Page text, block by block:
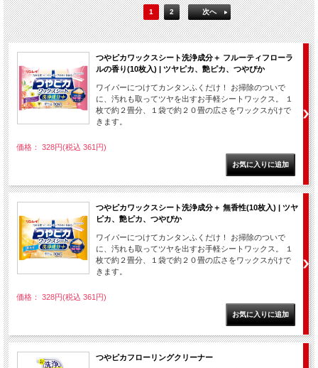
1 2 次へ
つやピカワックスシート洗浄成分＋ フルーティフローラ
ルの香り(10枚入) | ツヤピカ、艶ピカ、つやぴか
ワイパーにつけてカンタンふくだけ！ お掃除のついで
に、汚れも取ってツヤを出すお手軽シートワックス。 １
枚で約２畳分、１袋で約２０畳の広さをワックスがけで
きます。
価格： 328円(税込 361円)
つやピカワックスシート洗浄成分＋ 無香性(10枚入) | ツヤ
ピカ、艶ピカ、つやぴか
ワイパーにつけてカンタンふくだけ！ お掃除のついで
に、汚れも取ってツヤを出すお手軽シートワックス。 １
枚で約２畳分、１袋で約２０畳の広さをワックスがけで
きます。
価格： 328円(税込 361円)
つやピカフローリングクリーナー